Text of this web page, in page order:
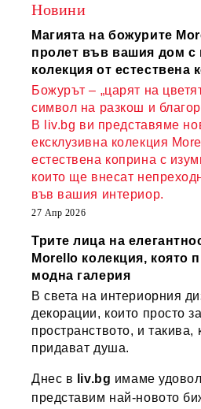
Новини
Магията на божурите
пролет във вашия дом с
колекция от естествена
Божурът – „царят на
символ на разкош и
В liv.bg ви представяме
ексклузивна колекция
естествена коприна с
които ще внесат
във вашия интериор.
27 Апр 2026
Трите лица на
Morello колекция, която
модна галерия
В света на интериорния
декорации, които просто
пространството, и такива,
придават душа.
Днес в liv.bg имаме
представим най-новото